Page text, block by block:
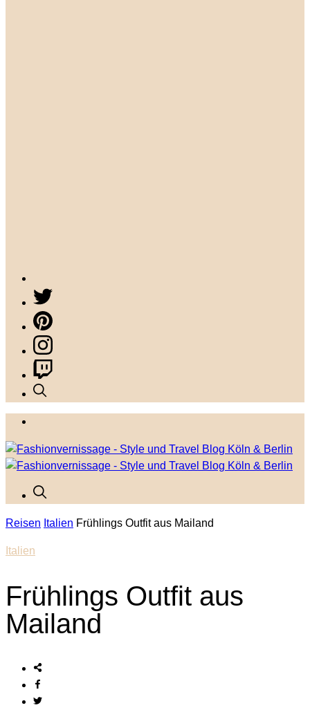
Reisen Italien Frühlings Outfit aus Mailand
Italien
Frühlings Outfit aus
Mailand